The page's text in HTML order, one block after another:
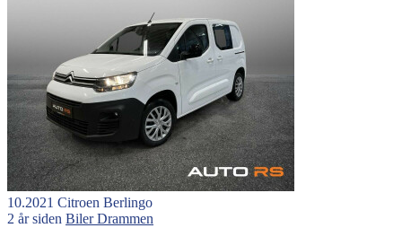
10.2021 Citroen Berlingo
2 år siden BilerDrammen